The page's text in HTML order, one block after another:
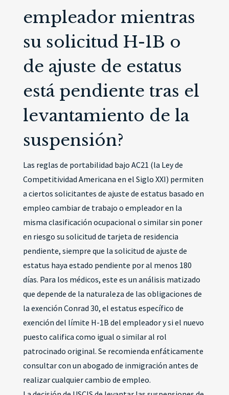
empleador mientras
su solicitud H-1B o
de ajuste de estatus
está pendiente tras el
levantamiento de la
suspensión?
Las reglas de portabilidad bajo AC21 (la Ley de
Competitividad Americana en el Siglo XXI) permiten
a ciertos solicitantes de ajuste de estatus basado en
empleo cambiar de trabajo o empleador en la
misma clasificación ocupacional o similar sin poner
en riesgo su solicitud de tarjeta de residencia
pendiente, siempre que la solicitud de ajuste de
estatus haya estado pendiente por al menos 180
días. Para los médicos, este es un análisis matizado
que depende de la naturaleza de las obligaciones de
la exención Conrad 30, el estatus específico de
exención del límite H-1B del empleador y si el nuevo
puesto califica como igual o similar al rol
patrocinado original. Se recomienda enfáticamente
consultar con un abogado de inmigración antes de
realizar cualquier cambio de empleo.